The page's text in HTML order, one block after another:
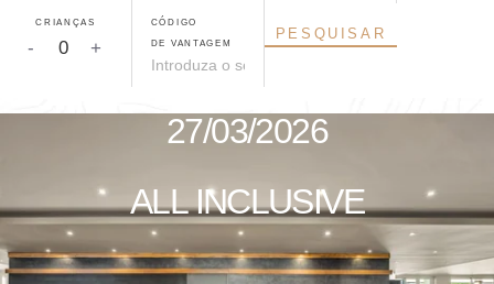
CRIANÇAS
- +
CÓDIGO
DE VANTAGEM
PESQUISAR
27/03/2026
ALL INCLUSIVE